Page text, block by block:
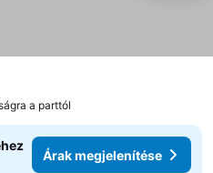
a parttól
Árak megjelenítése